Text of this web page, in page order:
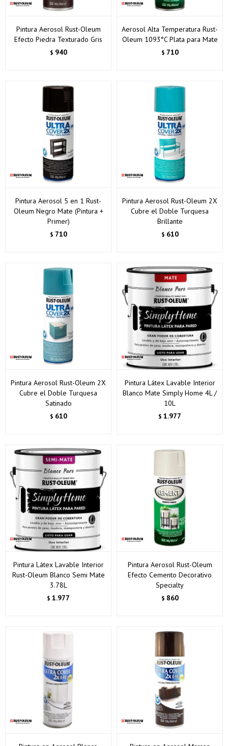
Pintura Aerosol Rust-Oleum
Efecto Piedra Texturado Gris
$ 940
Aerosol Alta Temperatura Rust-
Oleum 1093°C Plata para Mate
$ 710
Pintura Aerosol 5 en 1 Rust-
Oleum Negro Mate (Pintura +
Primer)
$ 710
Pintura Aerosol Rust-Oleum 2X
Cubre el Doble Turquesa
Brillante
$ 610
Pintura Aerosol Rust-Oleum 2X
Cubre el Doble Turquesa
Satinado
$ 610
Pintura Látex Lavable Interior
Blanco Mate Simply Home 4L /
10L
$ 1.977
Pintura Látex Lavable Interior
Rust-Oleum Blanco Semi Mate
3.78L
$ 1.977
Pintura Aerosol Rust-Oleum
Efecto Cemento Decorativo
Specialty
$ 860